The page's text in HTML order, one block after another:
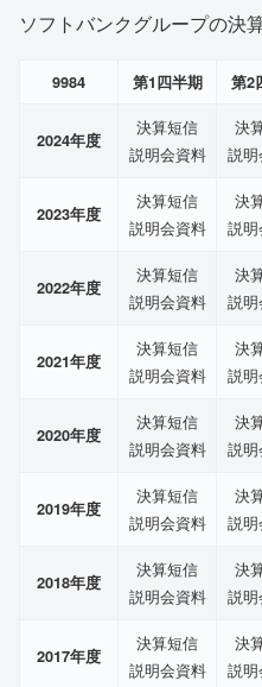
ソフトバンクグループの決
9984 第1四半期 第2
2024年度
決算短信
説明会資料
決
説
2023年度
決算短信
説明会資料
決
説
2022年度
決算短信
説明会資料
決
説
2021年度
決算短信
説明会資料
決
説
2020年度
決算短信
説明会資料
決
説
2019年度
決算短信
説明会資料
決
説
2018年度
決算短信
説明会資料
決
説
2017年度
決算短信
説明会資料
決
説